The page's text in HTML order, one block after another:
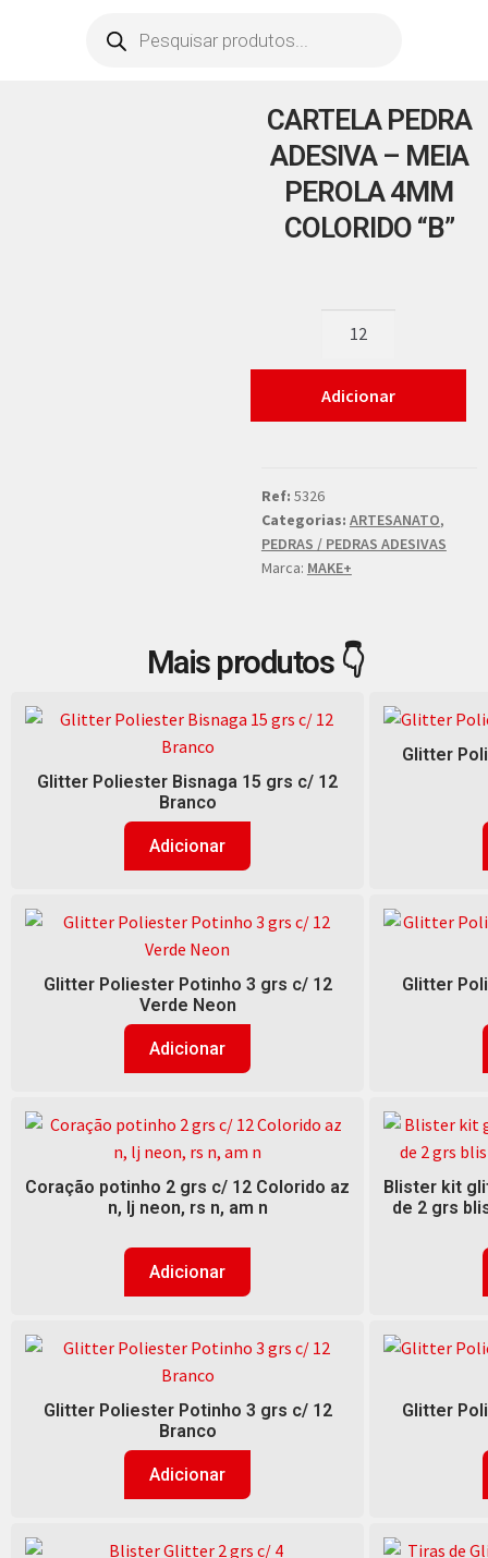
CARTELA PEDRA
ADESIVA – MEIA
PEROLA 4MM
COLORIDO “B”
Adicionar
Ref: 5326
Categorias: ARTESANATO,
PEDRAS / PEDRAS ADESIVAS
Marca: MAKE+
Glitter Poliester Bisnaga 15 grs c/ 12
Branco
Adicionar
Glitter
Glitter Poliester Potinho 3 grs c/ 12
Verde Neon
Adicionar
Glitter
Coração potinho 2 grs c/ 12 Colorido az
n, lj neon, rs n, am n
Adicionar
Blister kit
de 2 grs
Glitter Poliester Potinho 3 grs c/ 12
Branco
Adicionar
Glitter
Mais produtos 👇